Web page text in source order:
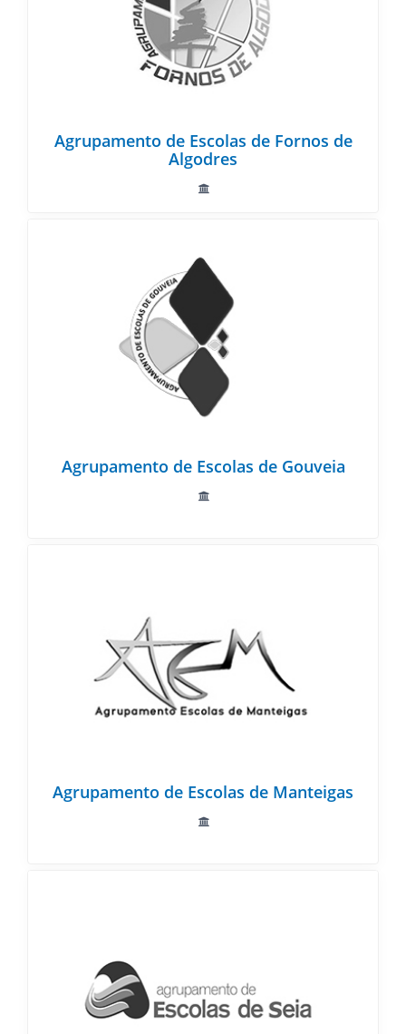
Agrupamento de Escolas de Fornos de
Algodres
Agrupamento de Escolas de Gouveia
Agrupamento de Escolas de Manteigas